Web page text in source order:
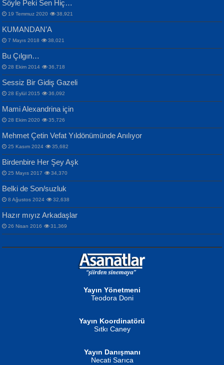
İPEK ACAR SERT
Gazze’nin Şecaati, Ümmetin İmtihanı...
MAHMUT GÜRBÜZ
İbrahim Olmak ve Bitirebilmek...
NURAN KÖSE BAYDAR
Selahattin Yıldız
İdrakimle Üşürken...
Songül Özel
Mahzen...
Ben Deniz Değilim ki...
ERDEM BAYAZIT
Sana, Bana, Vatanıma, Ülkemin
İnsanlarına Dair...
NAZIM HİKMET RAN
Bir Cezaevinde, Tecritteki Adamın
Mektupları...
Söyle Peki Sen Hiç…
19 Temmuz 2020 38,921
KUMANDAN’A
7 Mayıs 2018 38,021
Bu Çılgın…
28 Ekim 2014 36,718
Sessiz Bir Gidiş Gazeli
28 Eylül 2015 36,092
Mami Alexandrina için
28 Ekim 2020 35,726
Mehmet Çetin Vefat Yıldönümünde Anılıyor
25 Kasım 2024 35,682
Birdenbire Her Şey Aşk
25 Mayıs 2017 34,370
Belki de Son/suzluk
8 Ağustos 2024 32,638
Hazır mıyız Arkadaşlar
26 Nisan 2016 31,369
Yayın Yönetmeni
Teodora Doni
Yayın Koordinatörü
Sıtkı Caney
Yayın Danışmanı
Necati Sarıca